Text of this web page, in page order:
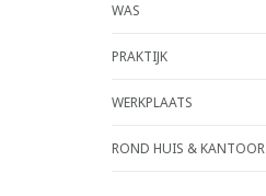
WAS
PRAKTIJK
WERKPLAATS
ROND HUIS & KANTOOR